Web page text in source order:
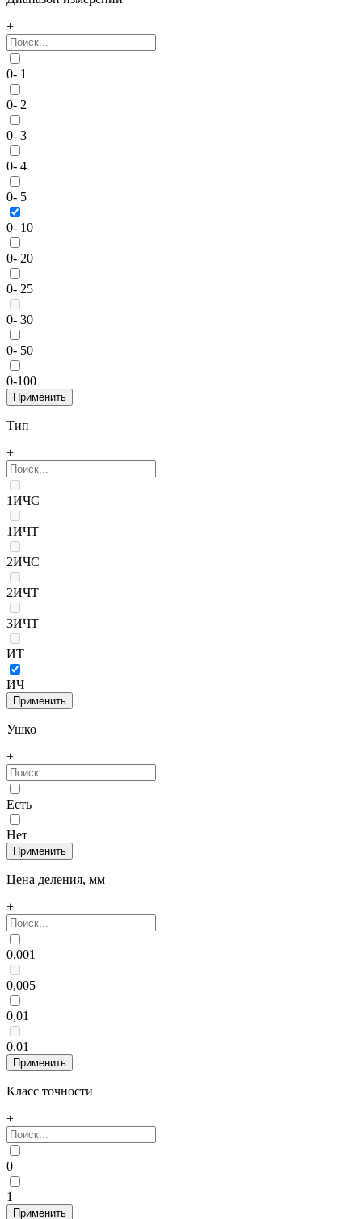
+
0- 1
0- 2
0- 3
0- 4
0- 5
0- 10
0- 20
0- 25
0- 30
0- 50
0-100
Тип
+
1ИЧС
1ИЧТ
2ИЧС
2ИЧТ
3ИЧТ
ИТ
ИЧ
Ушко
+
Есть
Нет
Цена деления, мм
+
0,001
0,005
0,01
0.01
Класс точности
+
0
1